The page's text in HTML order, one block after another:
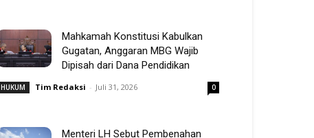
Mahkamah Konstitusi Kabulkan
Gugatan, Anggaran MBG Wajib
Dipisah dari Dana Pendidikan
HUKUM Tim Redaksi - Juli 31, 2026 0
Menteri LH Sebut Pembenahan